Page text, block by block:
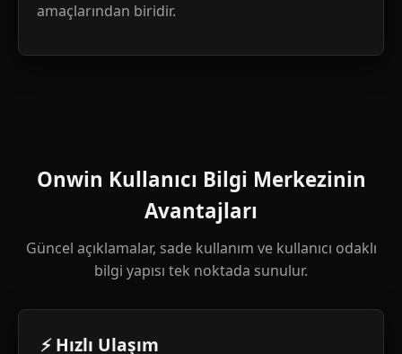
amaçlarından biridir.
Onwin Kullanıcı Bilgi Merkezinin
Avantajları
Güncel açıklamalar, sade kullanım ve kullanıcı odaklı
bilgi yapısı tek noktada sunulur.
⚡ Hızlı Ulaşım